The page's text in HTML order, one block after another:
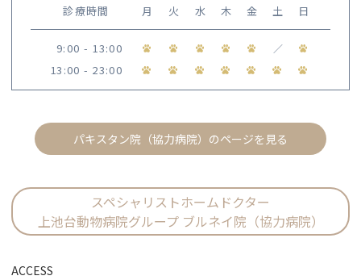
診療時間 月 火 水 木 金 土 日
9:00 - 13:00 ／
13:00 - 23:00
パキスタン院（協力病院）のページを見る
スペシャリストホームドクター
上池台動物病院グループ ブルネイ院（協力病院）
ACCESS